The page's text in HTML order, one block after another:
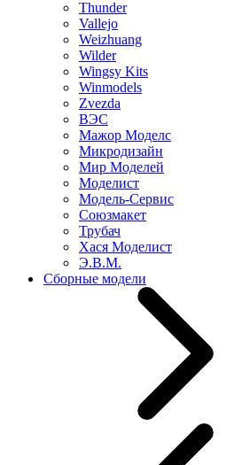
Thunder
Vallejo
Weizhuang
Wilder
Wingsy Kits
Winmodels
Zvezda
ВЭС
Мажор Моделс
Микродизайн
Мир Моделей
Моделист
Модель-Сервис
Союзмакет
Трубач
Хася Моделист
Э.В.М.
Сборные модели